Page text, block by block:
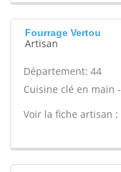
Fourrage Vertou
Artisan
Département: 44
Cuisine clé en main -
Voir la fiche artisan :